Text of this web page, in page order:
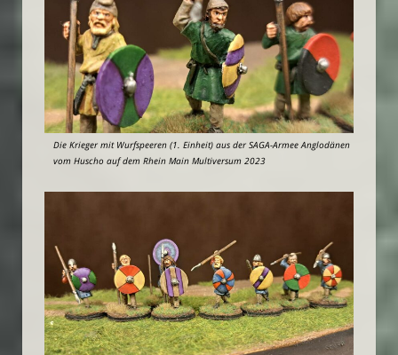
Die Krieger mit Wurfspeeren (1. Einheit) aus der SAGA-Armee Anglodänen
vom Huscho auf dem Rhein Main Multiversum 2023